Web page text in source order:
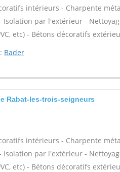
intérieurs - Charpente
Isolation par l'extérieur -
etc) - Bétons décoratifs
Bader
Rabat-les-trois-seigneurs
intérieurs - Charpente
Isolation par l'extérieur -
etc) - Bétons décoratifs